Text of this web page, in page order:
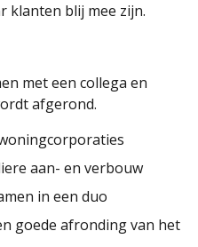
klanten blij mee zijn.
met een collega en
afgerond.
aan- en verbouw
in een duo
goede afronding van het